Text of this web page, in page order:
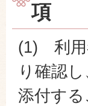
項
(1) 利用
り確認
添付する